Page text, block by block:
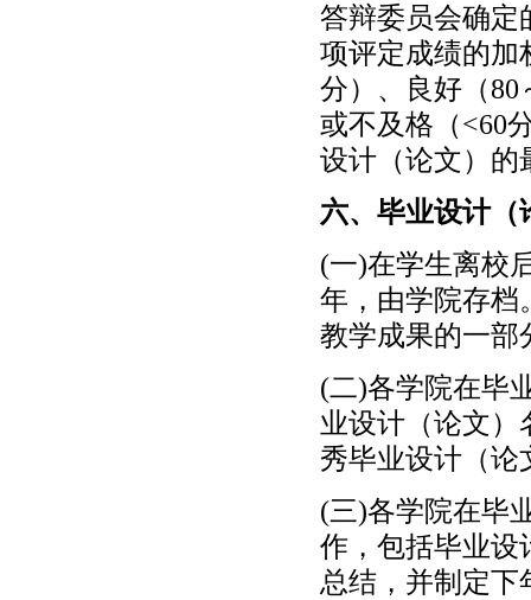
答辩委员会确定
项评定成绩的加
分）、良好（80
或不及格（<60
设计（论文）的
六、毕业设计（
(一)在学生离校
年，由学院存档
教学成果的一部
(二)各学院在毕
业设计（论文）
秀毕业设计（论
(三)各学院在毕
作，包括毕业设
总结，并制定下